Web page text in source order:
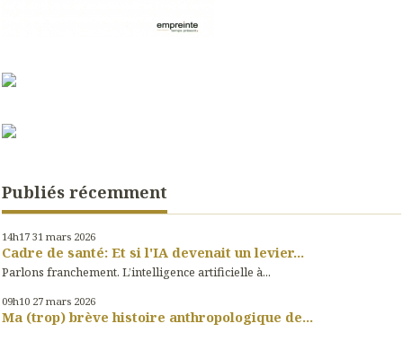
Publiés récemment
14h17 31 mars 2026
Cadre de santé: Et si l'IA devenait un levier...
Parlons franchement. L’intelligence artificielle à...
09h10 27 mars 2026
Ma (trop) brève histoire anthropologique de...